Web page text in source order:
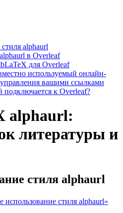
alphaurl
в Overleaf
для Overleaf
используемый онлайн-
вашими ссылками
к Overleaf?
alphaurl:
литературы и
стиля alphaurl
использование стиля alphaurl»